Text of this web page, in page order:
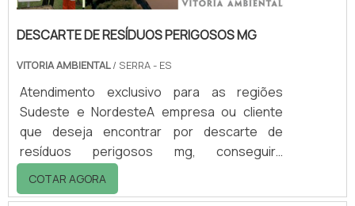
DESCARTE DE RESÍDUOS PERIGOSOS MG
VITORIA AMBIENTAL/ SERRA - ES
Atendimento exclusivo para as regiões
Sudeste e NordesteA empresa ou cliente
que deseja encontrar por descarte de
resíduos perigosos mg, conseguirá
encontrar no website da Vitória Ambiental.
Realizando uma cotação por meio da
COTAR AGORA